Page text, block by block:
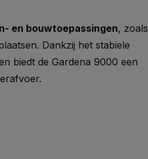
en bouwtoepassingen, zoals
Dankzij het stabiele
biedt de Gardena 9000 een